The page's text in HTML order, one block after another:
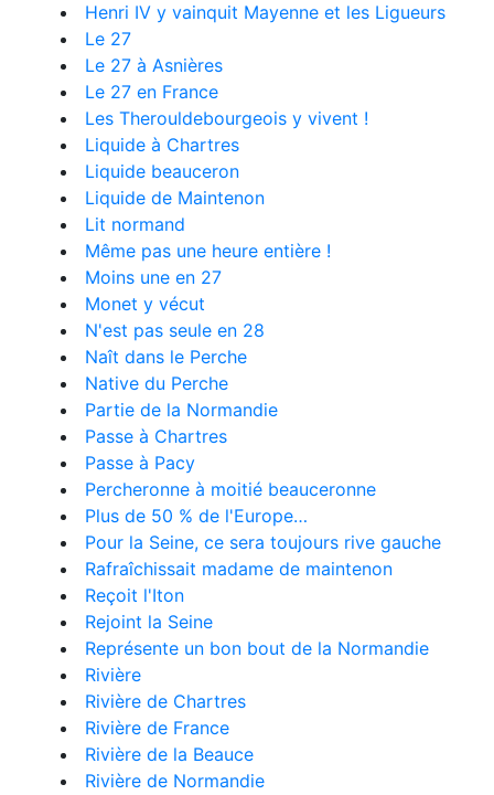
Henri IV y vainquit Mayenne et les Ligueurs
Le 27
Le 27 à Asnières
Le 27 en France
Les Therouldebourgeois y vivent !
Liquide à Chartres
Liquide beauceron
Liquide de Maintenon
Lit normand
Même pas une heure entière !
Moins une en 27
Monet y vécut
N'est pas seule en 28
Naît dans le Perche
Native du Perche
Partie de la Normandie
Passe à Chartres
Passe à Pacy
Percheronne à moitié beauceronne
Plus de 50 % de l'Europe…
Pour la Seine, ce sera toujours rive gauche
Rafraîchissait madame de maintenon
Reçoit l'Iton
Rejoint la Seine
Représente un bon bout de la Normandie
Rivière
Rivière de Chartres
Rivière de France
Rivière de la Beauce
Rivière de Normandie